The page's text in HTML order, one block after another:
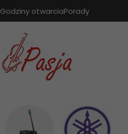
Godziny otwarciaPorady